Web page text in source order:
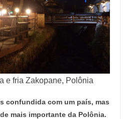
e fria Zakopane, Polônia
confundida com um país, mas
mais importante da Polônia.